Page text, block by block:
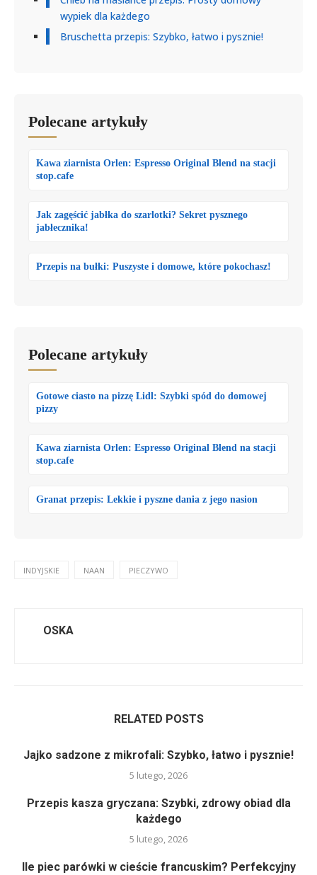
wypiek dla każdego
Bruschetta przepis: Szybko, łatwo i pysznie!
Polecane artykuły
Kawa ziarnista Orlen: Espresso Original Blend na stacji
stop.cafe
Jak zagęścić jabłka do szarlotki? Sekret pysznego
jabłecznika!
Przepis na bułki: Puszyste i domowe, które pokochasz!
Polecane artykuły
Gotowe ciasto na pizzę Lidl: Szybki spód do domowej
pizzy
Kawa ziarnista Orlen: Espresso Original Blend na stacji
stop.cafe
Granat przepis: Lekkie i pyszne dania z jego nasion
INDYJSKIE NAAN PIECZYWO
OSKA
RELATED POSTS
Jajko sadzone z mikrofali: Szybko, łatwo i pysznie!
5 lutego, 2026
Przepis kasza gryczana: Szybki, zdrowy obiad dla
każdego
5 lutego, 2026
Ile piec parówki w cieście francuskim? Perfekcyjny